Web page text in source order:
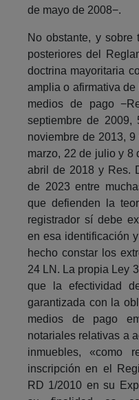
de mayo de 2008−.
No obstante, y sobre
posteriores del
doctrina mayoritaria
amplia o afirmativa
medios de pago
septiembre de
noviembre de 2013,
marzo, 22 de julio y 8
abril de 2018 y Res.
de 2023 entre
que defienden la
registrador sí debe
en esa identificación
hecho constar los
24 LN. La propia Ley
que la efectividad
garantizada con la
medios de pago
notariales relativas a
inmuebles, «como
inscripción en el
RD 1/2010 en su